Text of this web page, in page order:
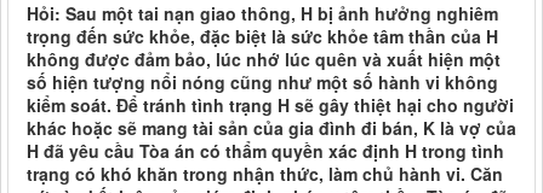
Hỏi: Sau một tai nạn giao thông, H bị ảnh hưởng nghiêm
trọng đến sức khỏe, đặc biệt là sức khỏe tâm thần của H
không được đảm bảo, lúc nhớ lúc quên và xuất hiện một
số hiện tượng nổi nóng cũng như một số hành vi không
kiểm soát. Để tránh tình trạng H sẽ gây thiệt hại cho người
khác hoặc sẽ mang tài sản của gia đình đi bán, K là vợ của
H đã yêu cầu Tòa án có thẩm quyền xác định H trong tình
trạng có khó khăn trong nhận thức, làm chủ hành vi. Căn